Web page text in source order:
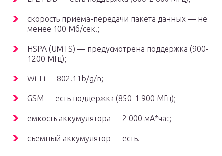
скорость приема-передачи пакета данных — не
менее 100 Мб/сек.;
HSPA (UMTS) — предусмотрена поддержка (900-
1200 МГц);
Wi-Fi — 802.11b/g/n;
GSM — есть поддержка (850-1 900 МГц);
емкость аккумулятора — 2 000 мА*час;
съемный аккумулятор — есть.